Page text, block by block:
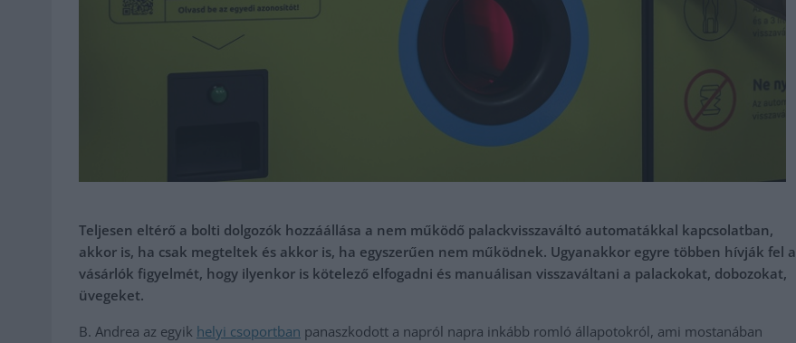
Teljesen eltérő a bolti dolgozók hozzáállása a nem működő palackvisszaváltó automatákkal kapcsolatban,
akkor is, ha csak megteltek és akkor is, ha egyszerűen nem működnek. Ugyanakkor egyre többen hívják fel a
vásárlók figyelmét, hogy ilyenkor is kötelező elfogadni és manuálisan visszaváltani a palackokat, dobozokat,
üvegeket.
B. Andrea az egyik helyi csoportban panaszkodott a napról napra inkább romló állapotokról, ami mostanában